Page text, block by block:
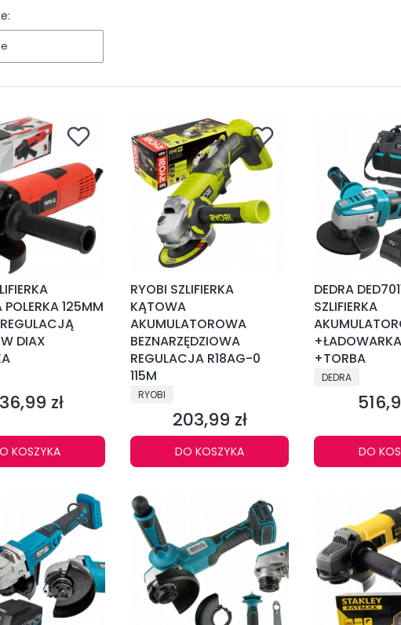
125MM
DIAX
zł
KOSZYKA
RYOBI SZLIFIERKA
KĄTOWA
AKUMULATOROWA
BEZNARZĘDZIOWA
REGULACJA R18AG-0
115M
PRODUCENT
RYOBI
Cena
203,99 zł
DO KOSZYKA
DEDRA
SZLIFIERKA
+TORBA
PRODUCENT
DEDRA
Cena
DO